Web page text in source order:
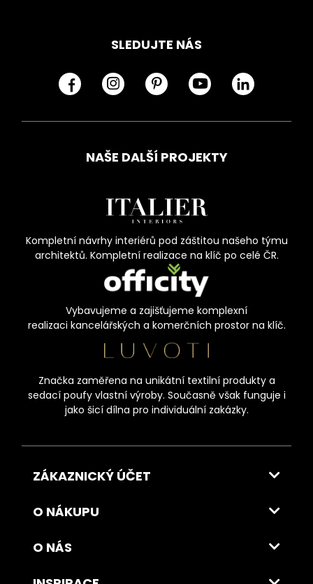
SLEDUJTE NÁS
NAŠE DALŠÍ PROJEKTY
Kompletní návrhy interiérů pod záštitou našeho týmu
architektů. Kompletní realizace na klíč po celé ČR.
Vybavujeme a zajišťujeme komplexní
realizaci kancelářských a komerčních prostor na klíč.
Značka zaměřena na unikátní textilní produkty a
sedací poufy vlastní výroby. Současně však funguje i
jako šicí dílna pro individuální zakázky.
ZÁKAZNICKÝ ÚČET
O NÁKUPU
O NÁS